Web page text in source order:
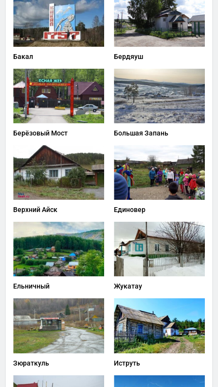
Бакал Бердяуш
Берёзовый Мост Большая Запань
Верхний Айск Единовер
Ельничный Жукатау
Зюраткуль Иструть